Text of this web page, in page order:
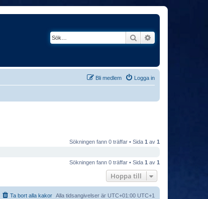
Sök
Logga in
Bli medlem
Sökningen fann 0 träffar • Sida 1 av 1
Sökningen fann 0 träffar • Sida 1 av 1
Hoppa till
Alla tidsangivelser är UTC+01:00 UTC+1
Ta bort alla kakor